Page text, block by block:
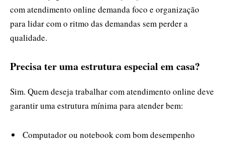
com atendimento online demanda foco e organização
para lidar com o ritmo das demandas sem perder a
qualidade.
Precisa ter uma estrutura especial em casa?
Sim. Quem deseja trabalhar com atendimento online deve
garantir uma estrutura mínima para atender bem:
Computador ou notebook com bom desempenho